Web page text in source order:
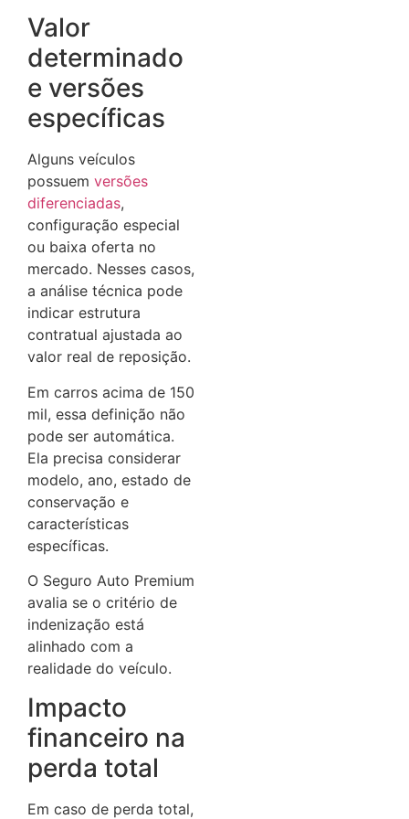
Valor
determinado
e versões
específicas
Alguns veículos
possuem versões
diferenciadas,
configuração especial
ou baixa oferta no
mercado. Nesses casos,
a análise técnica pode
indicar estrutura
contratual ajustada ao
valor real de reposição.
Em carros acima de 150
mil, essa definição não
pode ser automática.
Ela precisa considerar
modelo, ano, estado de
conservação e
características
específicas.
O Seguro Auto Premium
avalia se o critério de
indenização está
alinhado com a
realidade do veículo.
Impacto
financeiro na
perda total
Em caso de perda total,